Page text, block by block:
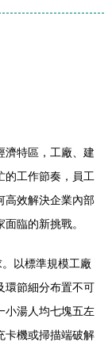
濟特區，工廠、建
的工作節奏，員工
高效解決企業內部
臨的新挑戰。
以標準規模工廠
環節細分布置不可
小湯人均七塊五左
卡機或掃描端破解